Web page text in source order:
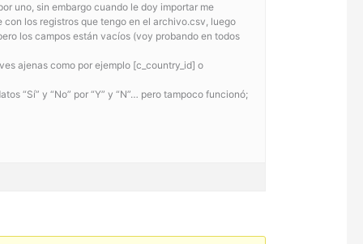
uno, sin embargo cuando le doy importar me
los registros que tengo en el archivo.csv, luego
los campos están vacíos (voy probando en todos
ajenas como por ejemplo [c_country_id] o
“Sí” y “No” por “Y” y “N”… pero tampoco funcionó;